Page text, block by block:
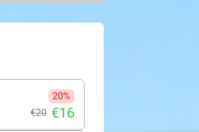
te verleggen in
20%
€20 €16